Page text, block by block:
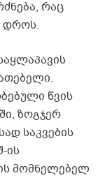
რაც
დროს.
წვის
ზოგჯერ
საკვების
ის
მომნელებელ